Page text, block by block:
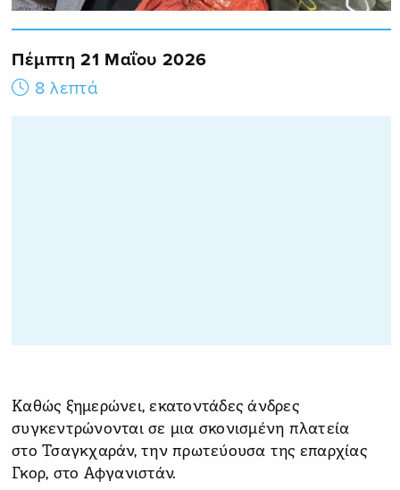
Πέμπτη 21 Μαΐου 2026
8 λεπτά
Καθώς ξημερώνει, εκατοντάδες άνδρες
συγκεντρώνονται σε μια σκονισμένη πλατεία
στο Τσαγκχαράν, την πρωτεύουσα της επαρχίας
Γκορ, στο Αφγανιστάν.